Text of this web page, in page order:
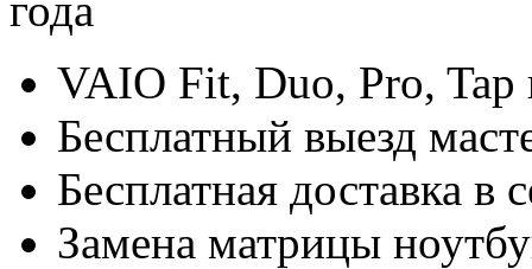
VAIO Fit, Duo, Pro, Tap
Бесплатный выезд
Бесплатная доставка в
Замена матрицы